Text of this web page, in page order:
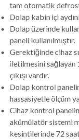
tam otomatik
Dolap kabin içi
Dolap üzerinde
paneli kullanılmıştır.
Gerektiğinde cihaz
iletilmesini sağlayan
çıkışı vardır.
Dolap kontrol
hassasiyetle ölçüm
Cihaz kontrol
akümülatör sistemi
kesintilerinde 72